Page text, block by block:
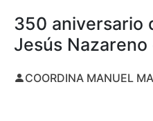
350 aniversario
Jesús Nazareno
COORDINA MANUEL